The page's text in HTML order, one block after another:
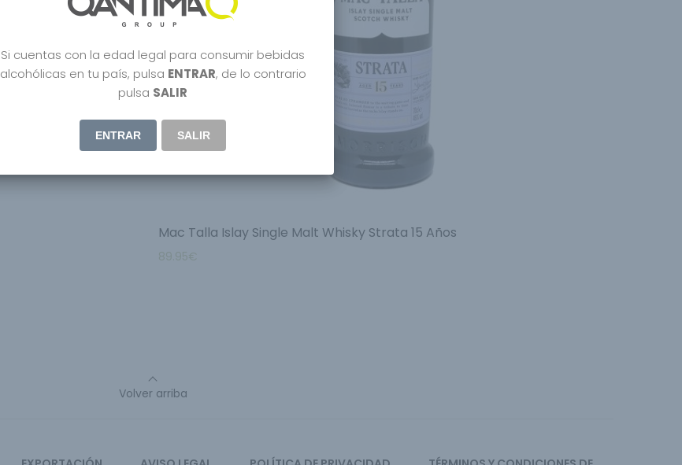
Mac Talla Islay Single Malt Whisky Strata 15 Años
89.95€
Volver arriba
Si cuentas con la edad legal para consumir bebidas
alcohólicas en tu país, pulsa ENTRAR, de lo contrario
pulsa SALIR
ENTRAR SALIR